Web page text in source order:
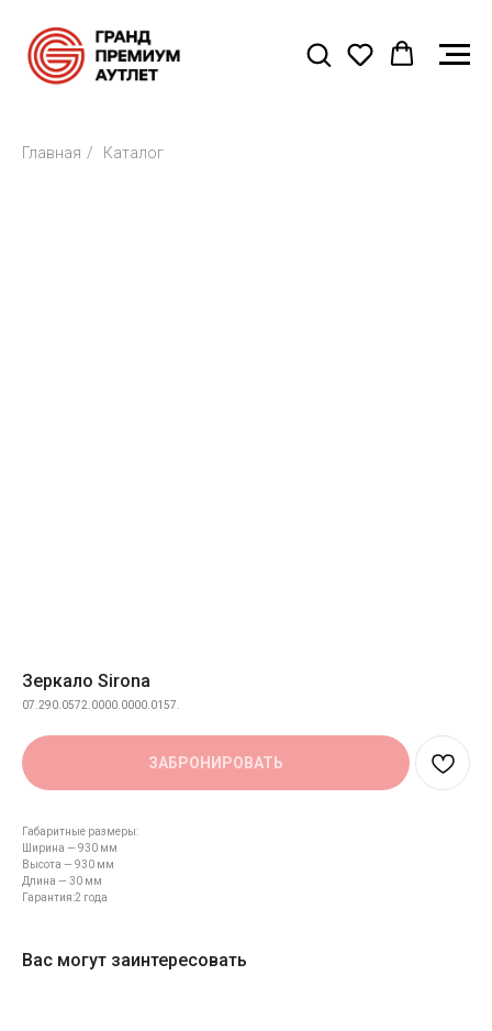
Главная / Каталог
Зеркало Sirona
07.290.0572.0000.0000.0157.
ЗАБРОНИРОВАТЬ
Габаритные размеры:
Ширина — 930 мм
Высота — 930 мм
Длина — 30 мм
Гарантия:2 года
Вас могут заинтересовать